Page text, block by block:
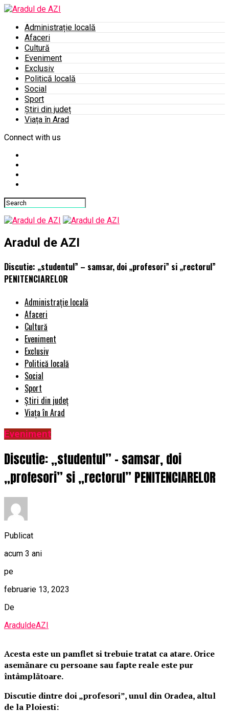
Administrație locală
Afaceri
Cultură
Eveniment
Exclusiv
Politică locală
Social
Sport
Știri din județ
Viața în Arad
Connect with us
Aradul de AZI
Discutie: „studentul” – samsar, doi „profesori” si „rectorul”
PENITENCIARELOR
Administrație locală
Afaceri
Cultură
Eveniment
Exclusiv
Politică locală
Social
Sport
Știri din județ
Viața în Arad
Eveniment
Discutie: „studentul” – samsar, doi
„profesori” si „rectorul” PENITENCIARELOR
Publicat
acum 3 ani
pe
februarie 13, 2023
De
AraduldeAZI
Acesta este un pamflet si trebuie tratat ca atare. Orice
asemănare cu persoane sau fapte reale este pur
întâmplătoare.
Discutie dintre doi „profesori”, unul din Oradea, altul
de la Ploiesti: